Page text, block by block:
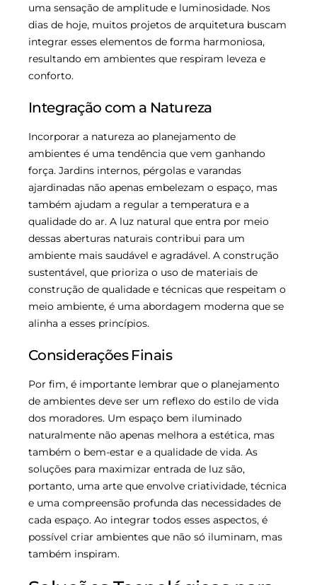
uma sensação de amplitude e luminosidade. Nos
dias de hoje, muitos projetos de arquitetura buscam
integrar esses elementos de forma harmoniosa,
resultando em ambientes que respiram leveza e
conforto.
Integração com a Natureza
Incorporar a natureza ao planejamento de
ambientes é uma tendência que vem ganhando
força. Jardins internos, pérgolas e varandas
ajardinadas não apenas embelezam o espaço, mas
também ajudam a regular a temperatura e a
qualidade do ar. A luz natural que entra por meio
dessas aberturas naturais contribui para um
ambiente mais saudável e agradável. A construção
sustentável, que prioriza o uso de materiais de
construção de qualidade e técnicas que respeitam o
meio ambiente, é uma abordagem moderna que se
alinha a esses princípios.
Considerações Finais
Por fim, é importante lembrar que o planejamento
de ambientes deve ser um reflexo do estilo de vida
dos moradores. Um espaço bem iluminado
naturalmente não apenas melhora a estética, mas
também o bem-estar e a qualidade de vida. As
soluções para maximizar entrada de luz são,
portanto, uma arte que envolve criatividade, técnica
e uma compreensão profunda das necessidades de
cada espaço. Ao integrar todos esses aspectos, é
possível criar ambientes que não só iluminam, mas
também inspiram.